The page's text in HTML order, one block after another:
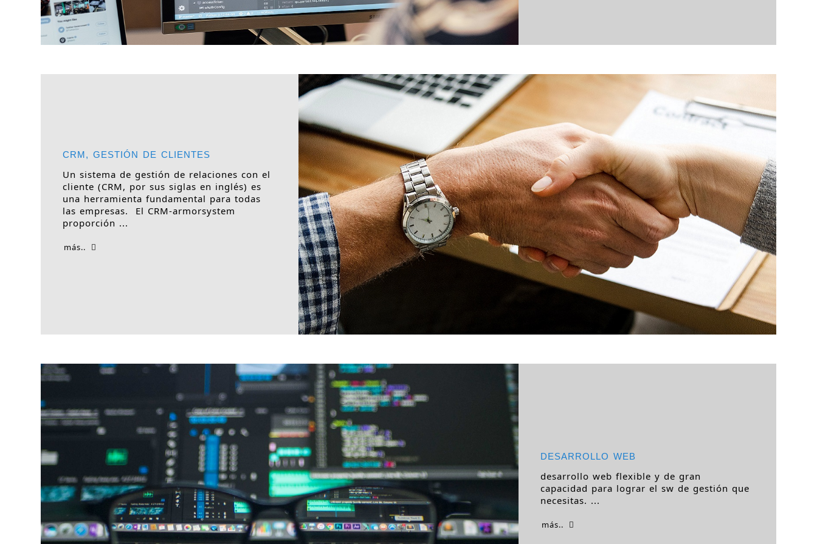
CRM, GESTIÓN DE CLIENTES
Un sistema de gestión de relaciones con el
cliente (CRM, por sus siglas en inglés) es
una herramienta fundamental para todas
las empresas. El CRM-armorsystem
proporción ...
más..
DESARROLLO WEB
desarrollo web flexible y de gran
capacidad para lograr el sw de gestión que
necesitas. ...
más..